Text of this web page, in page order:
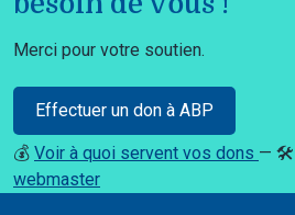
Merci pour votre soutien.
Effectuer un don à ABP
💰 Voir à quoi servent vos dons — 🛠️
webmaster